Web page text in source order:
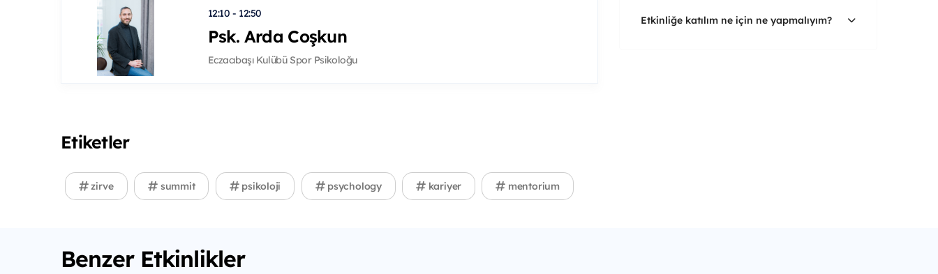
12:10 - 12:50
Psk. Arda Coşkun
Eczacıbaşı Kulübü Spor Psikoloğu
Etiketler
zirve summit psikoloji psychology kariyer mentorium
Etkinliğe katılım ne için ne yapmalıyım?
Benzer Etkinlikler